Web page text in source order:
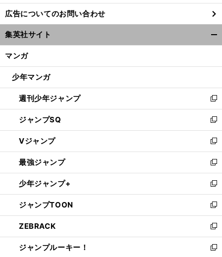
し
い
ウ
ィ
ン
ウ
開
く
広告についてのお問い合わせ
集英社サイト
マンガ
少年マンガ
週刊少年ジャンプ
新
し
い
ウ
ィ
ン
ド
ウ
で
開
く
ジャンプSQ
新
し
い
ウ
ィ
ン
ド
ウ
で
開
く
Vジャンプ
新
し
い
ウ
ィ
ン
ド
ウ
で
開
く
最強ジャンプ
新
し
い
ウ
ィ
ン
ド
ウ
で
少年ジャンプ+
新
し
い
ウ
ィ
ン
ド
ジャンプTOON
新
し
い
ウ
ィ
ZEBRACK
新
し
い
ジャンプルーキー！
新